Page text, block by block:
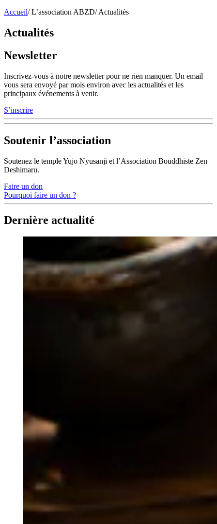
Accueil/ L’association ABZD/ Actualités
Actualités
Newsletter
Inscrivez-vous à notre newsletter pour ne rien manquer. Un email
vous sera envoyé par mois environ avec les actualités et les
principaux événements à venir.
S’inscrire
Soutenir l’association
Soutenez le temple Yujo Nyusanji et l’Association Bouddhiste Zen
Deshimaru.
Faire un don
Pourquoi faire un don ?
Dernière actualité